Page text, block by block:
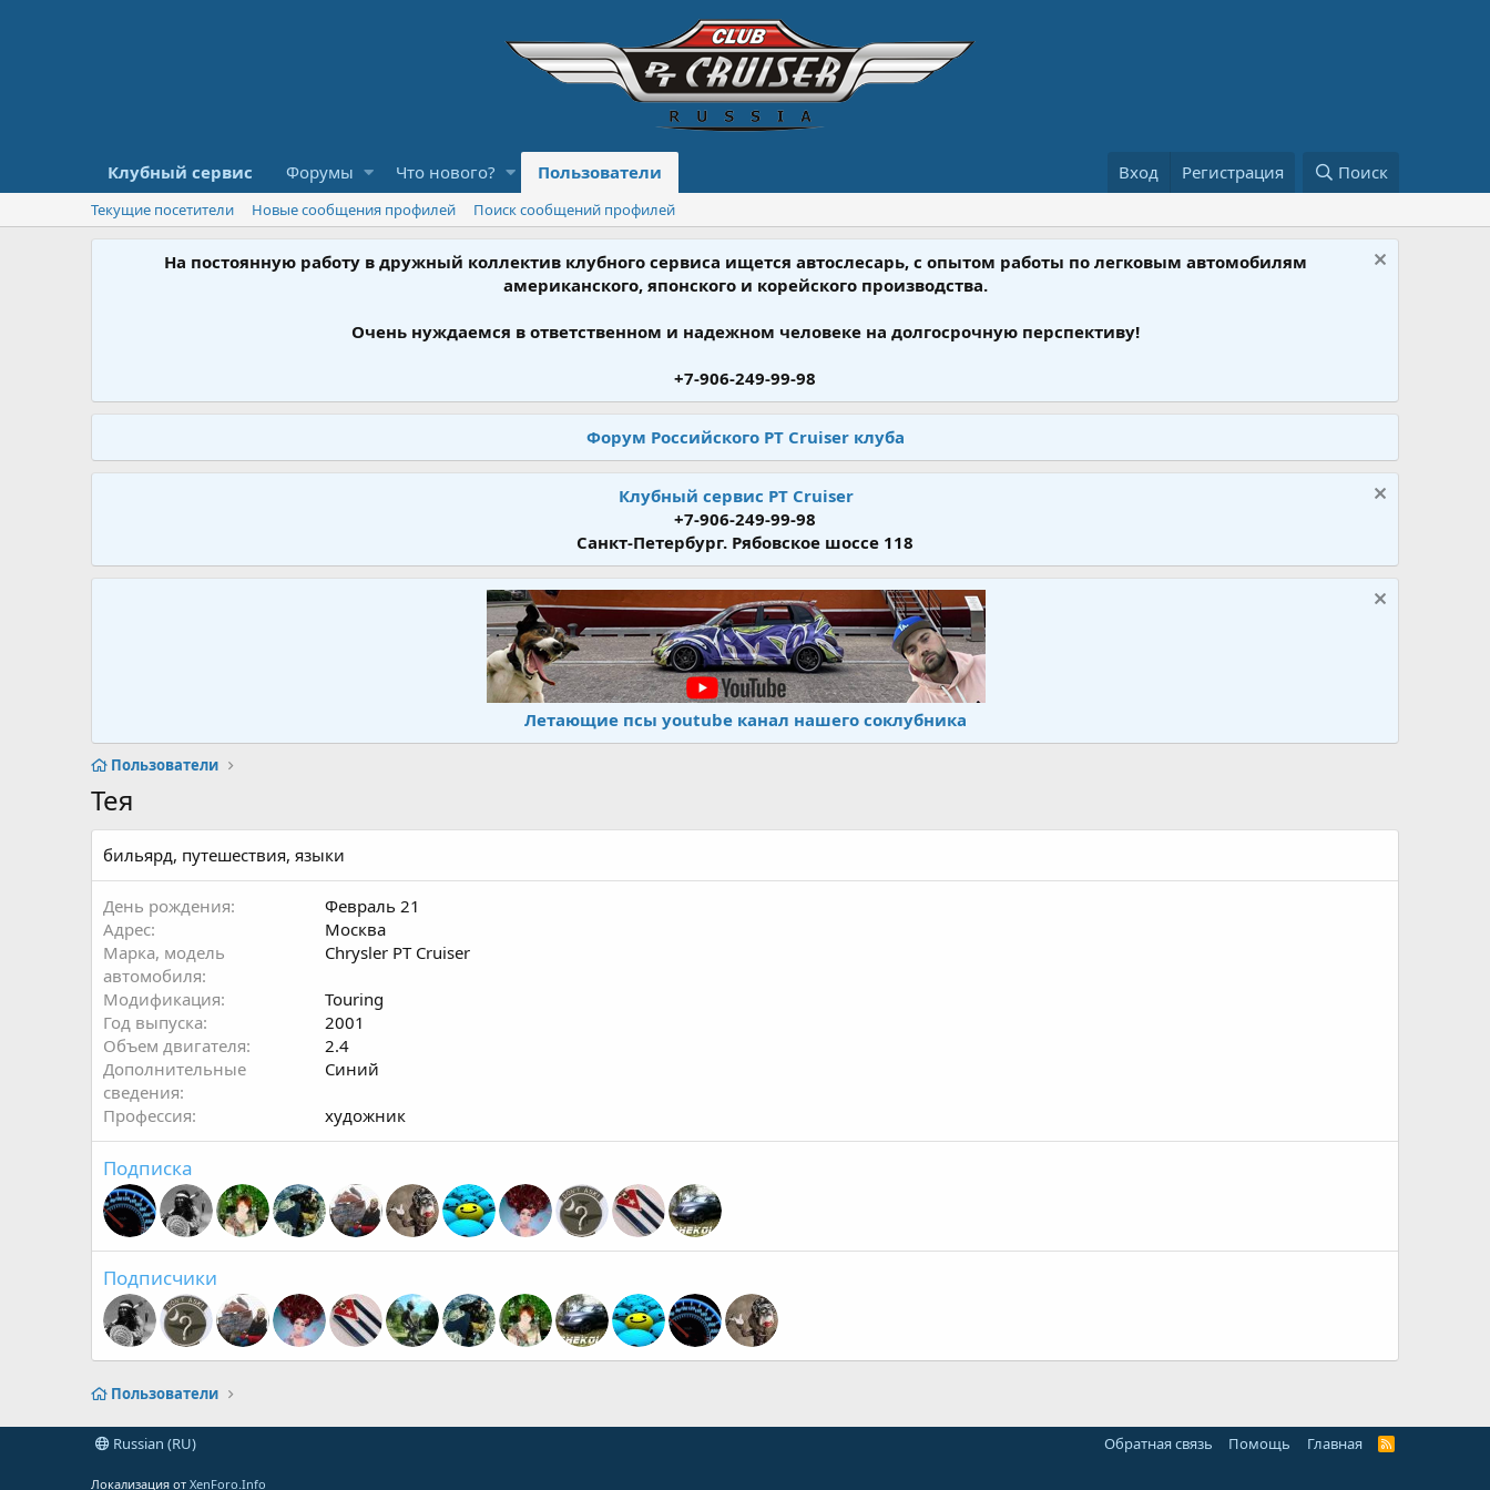
Клубный сервис Форумы Что нового? Пользователи Вход Регистрация Поиск
Текущие посетители Новые сообщения профилей Поиск сообщений профилей
На постоянную работу в дружный коллектив клубного сервиса ищется автослесарь, с опытом работы по легковым автомобилям
американского, японского и корейского производства.
Очень нуждаемся в ответственном и надежном человеке на долгосрочную перспективу!
+7-906-249-99-98
Форум Российского PT Cruiser клуба
Клубный сервис PT Cruiser
+7-906-249-99-98
Санкт-Петербург. Рябовское шоссе 118
Летающие псы youtube канал нашего соклубника
Пользователи
Тея
бильярд, путешествия, языки
День рождения
Февраль 21
Адрес
Москва
Марка, модель
автомобиля
Chrysler PT Cruiser
Модификация
Touring
Год выпуска
2001
Объем двигателя
2.4
Дополнительные
сведения
Синий
Профессия художник
Подписка
Подписчики
Пользователи
Russian (RU) Обратная связь Помощь Главная
R
Локализация от XenForo.Info